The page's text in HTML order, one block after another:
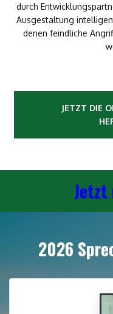
durch
Ausgestaltung
denen feindliche
JETZT DIE
2026